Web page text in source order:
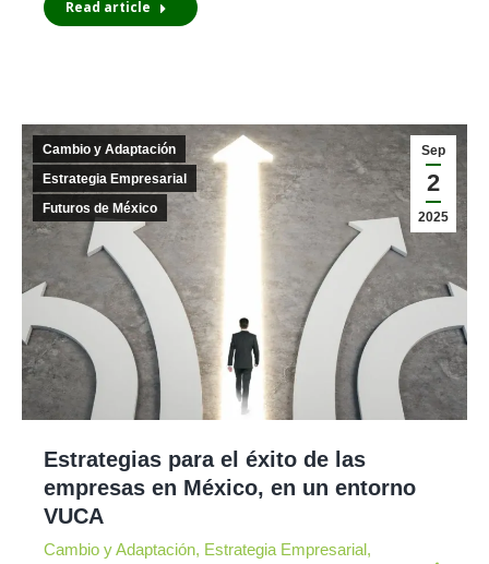
Read article
Sep
2
2025
Cambio y Adaptación
Estrategia Empresarial
Futuros de México
Estrategias para el éxito de las
empresas en México, en un entorno
VUCA
Cambio y Adaptación, Estrategia Empresarial,